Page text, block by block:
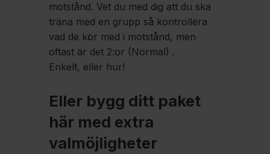
motstånd. Vet du med dig att du ska
träna med en grupp så kontrollera
vad de kör med i motstånd, men
oftast är det 2:or (Normal) .
Enkelt, eller hur!
Eller bygg ditt paket
här med extra
valmöjligheter